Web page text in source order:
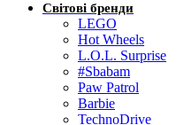
Світові бренди
LEGO
Hot Wheels
L.O.L. Surprise
#Sbabam
Paw Patrol
Barbie
TechnoDrive